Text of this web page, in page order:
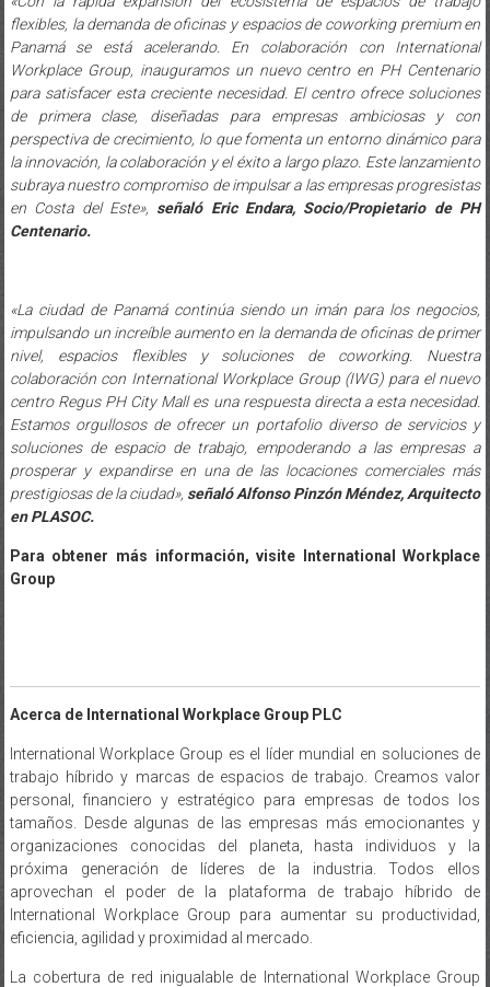
Panamá se está acelerando. En colaboración con International
Workplace Group, inauguramos un nuevo centro en PH Centenario
para satisfacer esta creciente necesidad. El centro ofrece soluciones
de primera clase, diseñadas para empresas ambiciosas y con
perspectiva de crecimiento, lo que fomenta un entorno dinámico para
la innovación, la colaboración y el éxito a largo plazo. Este lanzamiento
subraya nuestro compromiso de impulsar a las empresas progresistas
en Costa del Este»,señaló Eric Endara, Socio/Propietario de PH
Centenario.
impulsando un increíble aumento en la demanda de oficinas de primer
nivel, espacios flexibles y soluciones de coworking. Nuestra
colaboración con International Workplace Group (IWG) para el nuevo
centro Regus PH City Mall es una respuesta directa a esta necesidad.
Estamos orgullosos de ofrecer un portafolio diverso de servicios y
soluciones de espacio de trabajo, empoderando a las empresas a
prosperar y expandirse en una de las locaciones comerciales más
prestigiosas de la ciudad»,señaló Alfonso Pinzón Méndez, Arquitecto
en PLASOC.
Group
Acerca de International Workplace Group PLC
trabajo híbrido y marcas de espacios de trabajo. Creamos valor
personal, financiero y estratégico para empresas de todos los
tamaños. Desde algunas de las empresas más emocionantes y
organizaciones conocidas del planeta, hasta individuos y la
próxima generación de líderes de la industria. Todos ellos
aprovechan el poder de la plataforma de trabajo híbrido de
International Workplace Group para aumentar su productividad,
eficiencia, agilidad y proximidad al mercado.
incluye aproximadamente 4,000 ubicaciones en más de 120 países